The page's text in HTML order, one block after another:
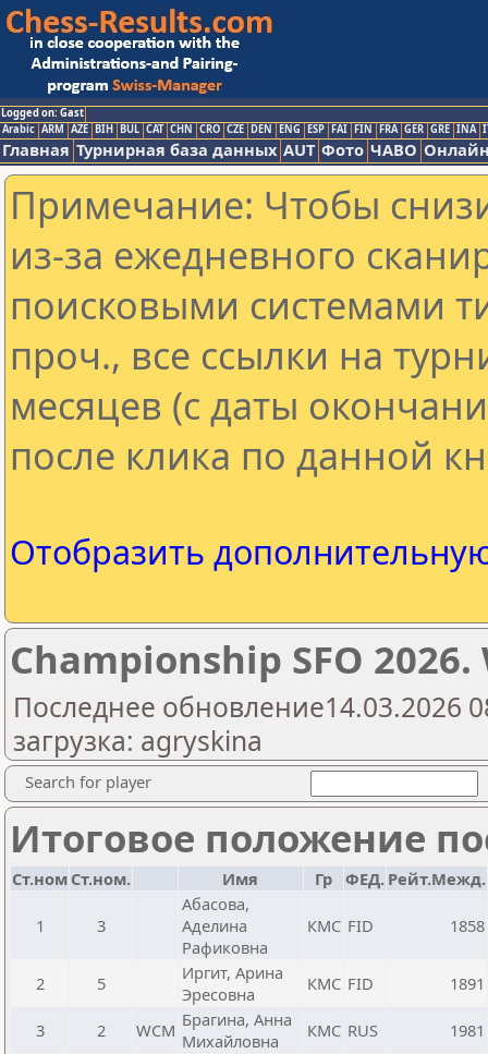
Logged on: Gast
Arabic ARM AZE BIH BUL CAT CHN CRO CZE DEN ENG ESP FAI FIN FRA GER GRE INA
Главная Турнирная база данных AUT Фото ЧАВО
Примечание: Чтобы
из-за ежедневного
поисковыми системами
проч., все ссылки на
месяцев (с даты
после клика по данной
Отобразить
Championship SFO 2026.
Последнее обновление14.03.2026
загрузка: agryskina
Search for player
Итоговое положение
Ст.ном Ст.ном. Имя Гр ФЕД. Рейт.Межд.
1 3
Абасова,
Аделина
Рафиковна
КМС FID 1858
2 5
Иргит, Арина
Эресовна
КМС FID 1891
3 2 WCM Брагина, Анна
Михайловна
КМС RUS 1981